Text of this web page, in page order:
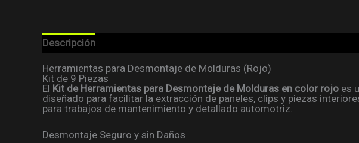
Descripción
Herramientas para Desmontaje de Molduras (Rojo)
Kit de 9 Piezas
El Kit de Herramientas para Desmontaje de Molduras en color rojo es
diseñado para facilitar la extracción de paneles, clips y piezas
para trabajos de mantenimiento y detallado automotriz.
Desmontaje Seguro y sin Daños